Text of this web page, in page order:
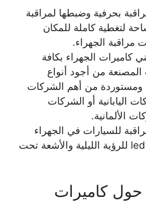
بحرفية وضبطها لمراقبة
لتغطية كاملة للمكان
مراقبة الجهراء.
كاميرات الجهراء بكافة
المصنعة من أجود أنواع
ومستوردة من أهم الشركات
اليابانية أو الشركات
الألمانية.
للسيارات في الجهراء
متوافرة بمصابيح led للرؤية الليلية والأشعة تحت
حول كاميرات